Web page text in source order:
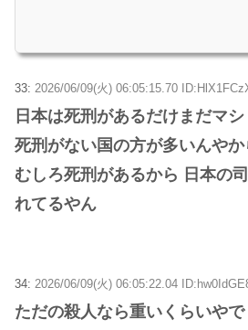
33: 2026/06/09(火) 06:05:15.70
日本は死刑があるだけまだマシ
死刑がない国の方が多いんやか
むしろ死刑があるから 日本の
れてるやん
34: 2026/06/09(火) 06:05:22.04
ただの殺人なら重いくらいやで